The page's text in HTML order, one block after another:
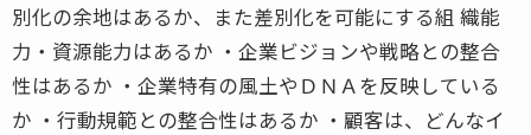
別化の余地はあるか、また差別化を可能にする組 織能
力・資源能力はあるか ・企業ビジョンや戦略との整合
性はあるか ・企業特有の風土やＤＮＡを反映している
か ・行動規範との整合性はあるか ・顧客は、どんなイ